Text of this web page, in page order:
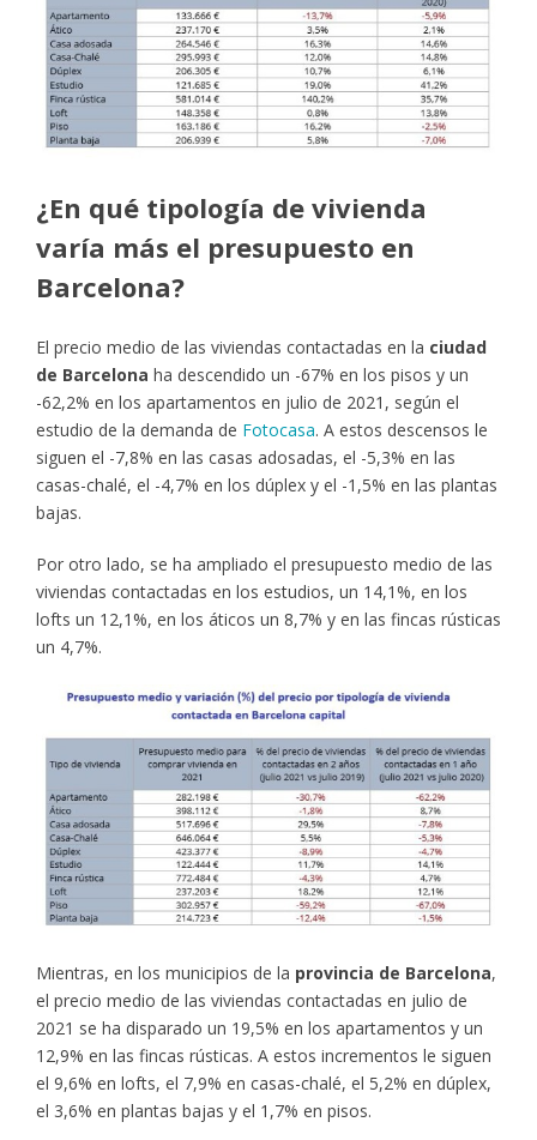
¿En qué tipología de vivienda
varía más el presupuesto en
Barcelona?
El precio medio de las viviendas contactadas en la ciudad
de Barcelona ha descendido un -67% en los pisos y un
-62,2% en los apartamentos en julio de 2021, según el
estudio de la demanda de Fotocasa. A estos descensos le
siguen el -7,8% en las casas adosadas, el -5,3% en las
casas-chalé, el -4,7% en los dúplex y el -1,5% en las plantas
bajas.
Por otro lado, se ha ampliado el presupuesto medio de las
viviendas contactadas en los estudios, un 14,1%, en los
lofts un 12,1%, en los áticos un 8,7% y en las fincas rústicas
un 4,7%.
Mientras, en los municipios de la provincia de Barcelona,
el precio medio de las viviendas contactadas en julio de
2021 se ha disparado un 19,5% en los apartamentos y un
12,9% en las fincas rústicas. A estos incrementos le siguen
el 9,6% en lofts, el 7,9% en casas-chalé, el 5,2% en dúplex,
el 3,6% en plantas bajas y el 1,7% en pisos.